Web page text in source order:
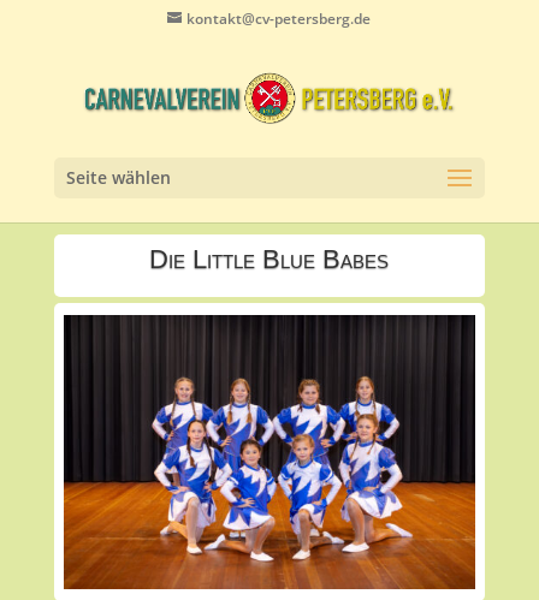
kontakt@cv-petersberg.de
Seite wählen
Die Little Blue Babes